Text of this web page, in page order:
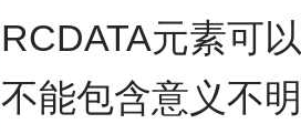
RCDATA元素可
不能包含意义不